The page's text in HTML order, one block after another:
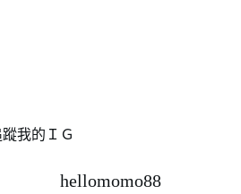
我的ＩＧ
hellomomo88